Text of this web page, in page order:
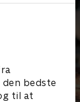
bedste
til at